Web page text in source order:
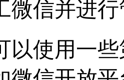
微信并进
以使用一